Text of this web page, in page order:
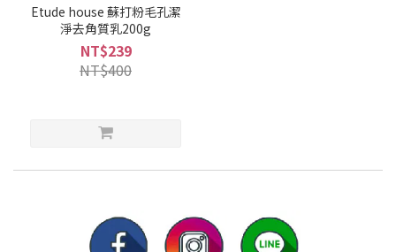
Etude house 蘇打粉毛孔潔
淨去角質乳200g
NT$239
NT$400